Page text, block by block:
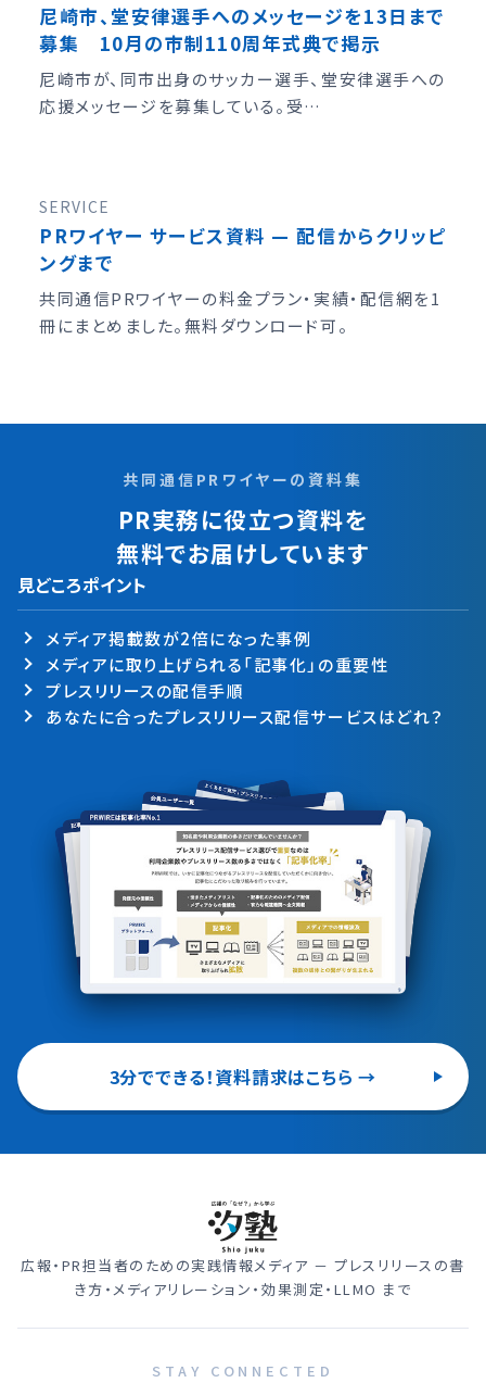
尼崎市、堂安律選手へのメッセージを13日まで
募集 10月の市制110周年式典で掲示
尼崎市が、同市出身のサッカー選手、堂安律選手への
応援メッセージを募集している。受…
SERVICE
PRワイヤー サービス資料 — 配信からクリッピ
ングまで
共同通信PRワイヤーの料金プラン・実績・配信網を1
冊にまとめました。無料ダウンロード可。
共同通信PRワイヤーの資料集
PR実務に役立つ資料を
無料でお届けしています
見どころポイント
メディア掲載数が2倍になった事例
メディアに取り上げられる「記事化」の重要性
プレスリリースの配信手順
あなたに合ったプレスリリース配信サービスはどれ？
3分でできる！資料請求はこちら →
広報・PR担当者のための実践情報メディア － プレスリリースの書
き方・メディアリレーション・効果測定・LLMO まで
STAY CONNECTED